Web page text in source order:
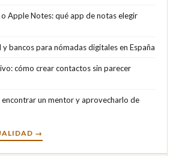
Apple Notes: qué app de notas elegir
bancos para nómadas digitales en España
cómo crear contactos sin parecer
un mentor y aprovecharlo de
→